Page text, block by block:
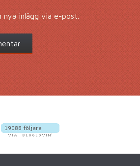
nya inlägg via e-post.